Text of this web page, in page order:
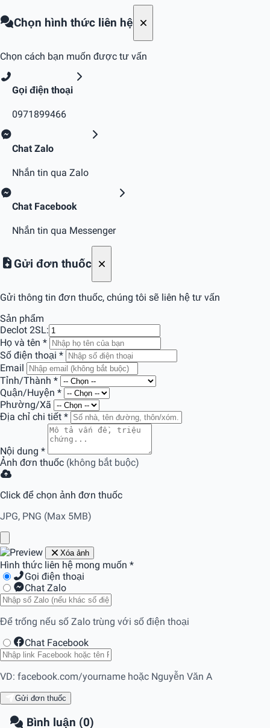
Chọn hình thức liên hệ
Chọn cách bạn muốn được tư vấn
Gọi điện thoại
0971899466
Chat Zalo
Nhắn tin qua Zalo
Chat Facebook
Nhắn tin qua Messenger
Gửi đơn thuốc
Gửi thông tin đơn thuốc, chúng tôi sẽ liên hệ tư vấn
Sản phẩm
Declot 2SL:
Họ và tên *
Số điện thoại *
Email
Tỉnh/Thành *
Quận/Huyện *
Phường/Xã
Địa chỉ chi tiết *
Nội dung *
Ảnh đơn thuốc (không bắt buộc)
Click để chọn ảnh đơn thuốc
JPG, PNG (Max 5MB)
Xóa ảnh
Hình thức liên hệ mong muốn *
Gọi điện thoại
Chat Zalo
Để trống nếu số Zalo trùng với số điện thoại
Chat Facebook
VD: facebook.com/yourname hoặc Nguyễn Văn A
Gửi đơn thuốc
Bình luận (0)